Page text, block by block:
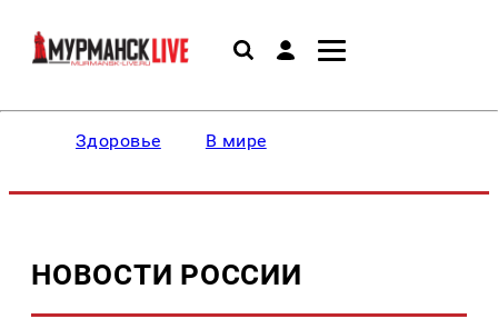
Здоровье В мире
НОВОСТИ РОССИИ